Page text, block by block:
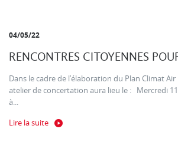
04/05/22
RENCONTRES CITOYENNES
Dans le cadre de l’élaboration du Plan Climat
atelier de concertation aura lieu le : Mercredi
à...
Lire la suite